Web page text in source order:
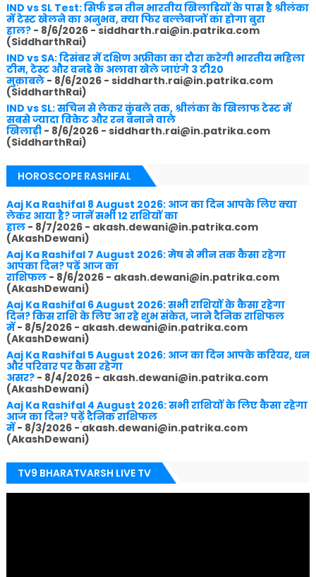
IND vs SL Test: सिर्फ इन तीन भारतीय खिलाड़ियों के पास है श्रीलंका
में टेस्ट खेलने का अनुभव, क्या फिर बल्लेबाजों का होगा बुरा
हाल?- 8/6/2026- siddharth.rai@in.patrika.com
(SiddharthRai)
IND vs SA: दिसंबर में दक्षिण अफ्रीका का दौरा करेगी भारतीय महिला
टीम, टेस्ट और वनडे के अलावा खेले जाएंगे 3 टी20
मुक़ाबले- 8/6/2026- siddharth.rai@in.patrika.com
(SiddharthRai)
IND vs SL: सचिन से लेकर कुंबले तक, श्रीलंका के खिलाफ टेस्ट में
सबसे ज्यादा विकेट और रन बनाने वाले
खिलाड़ी- 8/6/2026- siddharth.rai@in.patrika.com
(SiddharthRai)
HOROSCOPE RASHIFAL
Aaj Ka Rashifal 8 August 2026: आज का दिन आपके लिए क्या
लेकर आया है? जानें सभी 12 राशियों का
हाल- 8/7/2026- akash.dewani@in.patrika.com
(AkashDewani)
Aaj Ka Rashifal 7 August 2026: मेष से मीन तक कैसा रहेगा
आपका दिन? पढ़ें आज का
राशिफल- 8/6/2026- akash.dewani@in.patrika.com
(AkashDewani)
Aaj Ka Rashifal 6 August 2026: सभी राशियों के कैसा रहेगा
दिन? किस राशि के लिए आ रहे शुभ संकेत, जाने दैनिक राशिफल
में- 8/5/2026- akash.dewani@in.patrika.com
(AkashDewani)
Aaj Ka Rashifal 5 August 2026: आज का दिन आपके करियर, धन
और परिवार पर कैसा रहेगा
असर?- 8/4/2026- akash.dewani@in.patrika.com
(AkashDewani)
Aaj Ka Rashifal 4 August 2026: सभी राशियों के लिए कैसा रहेगा
आज का दिन? पढ़ें दैनिक राशिफल
में- 8/3/2026- akash.dewani@in.patrika.com
(AkashDewani)
TV9 BHARATVARSH LIVE TV